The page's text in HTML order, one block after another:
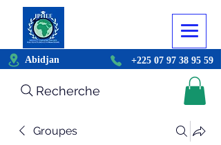
Abidjan +225 07 97 38 95 59
Recherche
Groupes